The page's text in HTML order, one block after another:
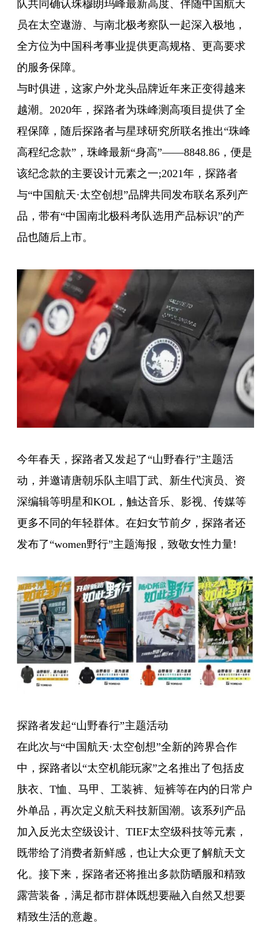
队共同确认珠穆朗玛峰最新高度、伴随中国航天
员在太空遨游、与南北极考察队一起深入极地，
全方位为中国科考事业提供更高规格、更高要求
的服务保障。
与时俱进，这家户外龙头品牌近年来正变得越来
越潮。2020年，探路者为珠峰测高项目提供了全
程保障，随后探路者与星球研究所联名推出“珠峰
高程纪念款”，珠峰最新“身高”——8848.86，便是
该纪念款的主要设计元素之一;2021年，探路者
与“中国航天·太空创想”品牌共同发布联名系列产
品，带有“中国南北极科考队选用产品标识”的产
品也随后上市。
今年春天，探路者又发起了“山野春行”主题活
动，并邀请唐朝乐队主唱丁武、新生代演员、资
深编辑等明星和KOL，触达音乐、影视、传媒等
更多不同的年轻群体。在妇女节前夕，探路者还
发布了“women野行”主题海报，致敬女性力量!
探路者发起“山野春行”主题活动
在此次与“中国航天·太空创想”全新的跨界合作
中，探路者以“太空机能玩家”之名推出了包括皮
肤衣、T恤、马甲、工装裤、短裤等在内的日常户
外单品，再次定义航天科技新国潮。该系列产品
加入反光太空级设计、TIEF太空级科技等元素，
既带给了消费者新鲜感，也让大众更了解航天文
化。接下来，探路者还将推出多款防晒服和精致
露营装备，满足都市群体既想要融入自然又想要
精致生活的意趣。